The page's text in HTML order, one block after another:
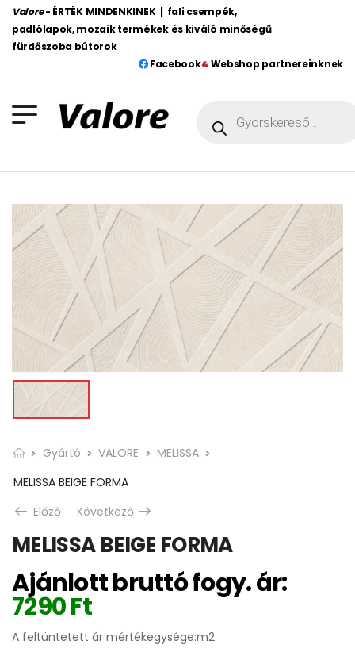
Valore - ÉRTÉK MINDENKINEK | fali csempék,
padlólapok, mozaik termékek és kiváló minőségű
fürdőszoba bútorok
Facebook
Webshop partnereinknek
Gyártó VALORE
MELISSA
MELISSA BEIGE FORMA
Előző
Következő
MELISSA BEIGE FORMA
Ajánlott bruttó fogy. ár:
7290Ft
A feltüntetett ár mértékegysége:m2